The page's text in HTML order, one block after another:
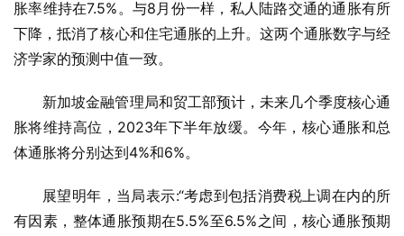
胀率维持在7.5%。与8月份一样，私人陆路交通的通胀有所
下降，抵消了核心和住宅通胀的上升。这两个通胀数字与经
济学家的预测中值一致。
新加坡金融管理局和贸工部预计，未来几个季度核心通
胀将维持高位，2023年下半年放缓。今年，核心通胀和总
体通胀将分别达到4%和6%。
展望明年，当局表示:“考虑到包括消费税上调在内的所
有因素，整体通胀预期在5.5%至6.5%之间，核心通胀预期